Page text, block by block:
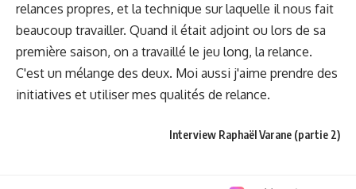
relances propres, et la technique sur laquelle il nous fait
beaucoup travailler. Quand il était adjoint ou lors de sa
première saison, on a travaillé le jeu long, la relance.
C'est un mélange des deux. Moi aussi j'aime prendre des
initiatives et utiliser mes qualités de relance.
Interview Raphaël Varane (partie 2)